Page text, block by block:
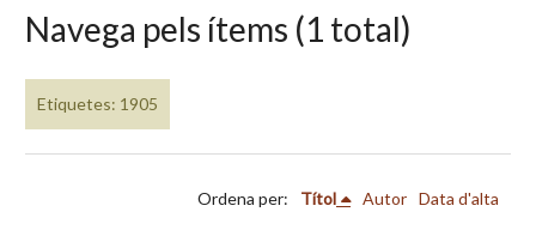
Navega pels ítems (1 total)
Etiquetes: 1905
Ordena per: Títol Autor Data d'alta